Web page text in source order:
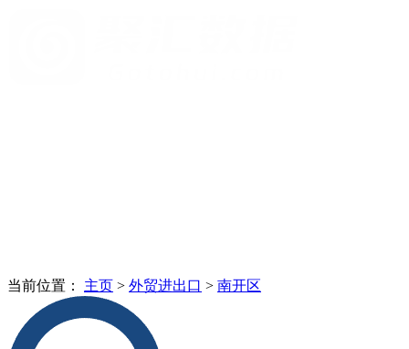
当前位置： 主页 > 外贸进出口 > 南开区